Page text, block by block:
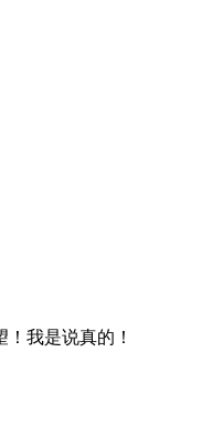
我是说真的！